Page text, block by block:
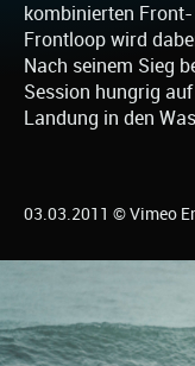
kombinierten
Frontloop wird
Nach seinem Sieg
Session hungrig
Landung in den
03.03.2011 © Vimeo